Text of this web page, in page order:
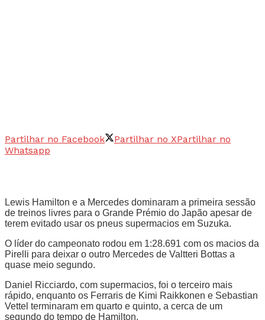
Partilhar no Facebook Partilhar no XPartilhar no
Whatsapp
Lewis Hamilton e a Mercedes dominaram a primeira sessão
de treinos livres para o Grande Prémio do Japão apesar de
terem evitado usar os pneus supermacios em Suzuka.
O líder do campeonato rodou em 1:28.691 com os macios da
Pirelli para deixar o outro Mercedes de Valtteri Bottas a
quase meio segundo.
Daniel Ricciardo, com supermacios, foi o terceiro mais
rápido, enquanto os Ferraris de Kimi Raikkonen e Sebastian
Vettel terminaram em quarto e quinto, a cerca de um
segundo do tempo de Hamilton.